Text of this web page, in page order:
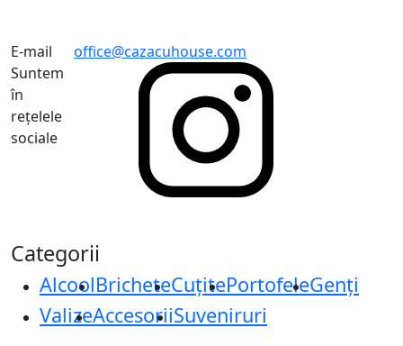
E-mail
office@cazacuhouse.com
Suntem
în
rețelele
sociale
Categorii
AlcoolBricheteCuțitePortofeleGenți
ValizeAccesoriiSuveniruri